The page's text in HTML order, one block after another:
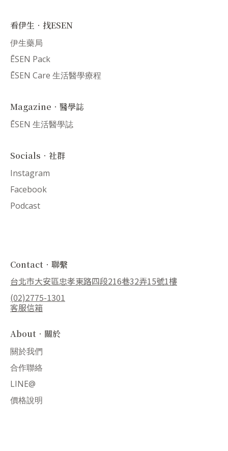
看伊生．找ESEN
伊生藥局
ĒSEN Pack
ĒSEN Care 生活醫學療程
Magazine．醫學誌
ĒSEN 生活醫學誌
Socials．社群
Instagram
Facebook
Podcast
Contact．聯繫
台北市大安區忠孝東路四段216巷32弄15號1樓
(02)2775-1301
客服信箱
About．關於
關於我們
合作聯絡
LINE@
價格說明